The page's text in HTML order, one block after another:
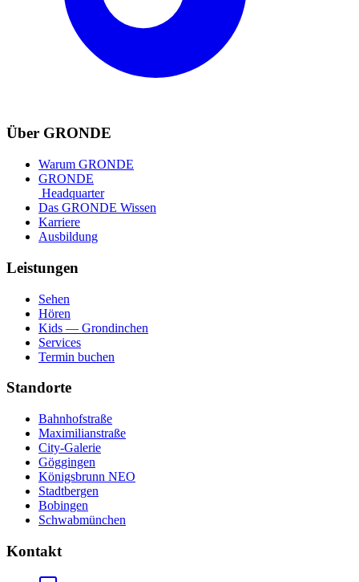
Über GRONDE
Warum GRONDE
GRONDE
Headquarter
Das GRONDE Wissen
Karriere
Ausbildung
Leistungen
Sehen
Hören
Kids — Grondinchen
Services
Termin buchen
Standorte
Bahnhofstraße
Maximilianstraße
City-Galerie
Göggingen
Königsbrunn NEO
Stadtbergen
Bobingen
Schwabmünchen
Kontakt